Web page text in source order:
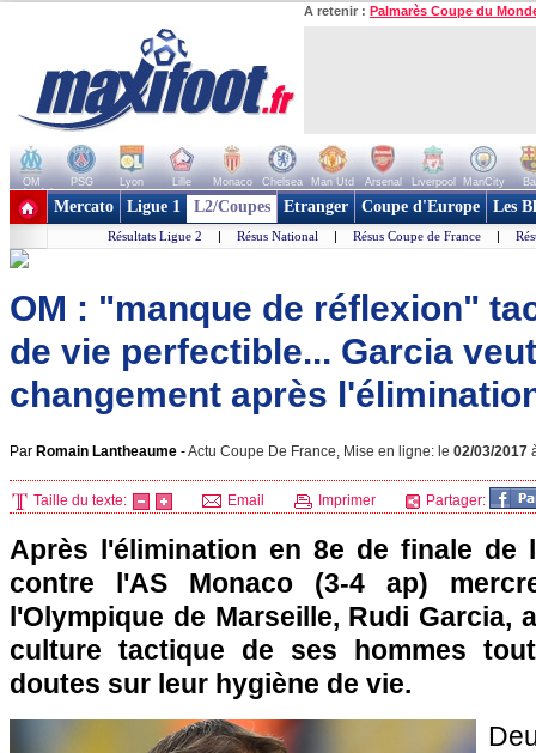
A retenir : Palmarès Coupe du
OM PSG Lyon Lille Monaco Chelsea Man Utd Arsenal Liverpool ManCity
+ de clubs
Mercato Ligue 1 L2/Coupes Etranger Coupe d'Europe Les
Résultats Ligue 2 | Résus National | Résus Coupe de France |
OM : "manque de réflexion"
de vie perfectible... Garcia
changement après
Par Romain Lantheaume -Actu Coupe De France, Mise en ligne: le 02/03/2017
Taille du texte: Email Imprimer Partager:
Après l'élimination en 8e de finale de
contre l'AS Monaco (3-4 ap)
l'Olympique de Marseille, Rudi Garcia,
culture tactique de ses hommes
doutes sur leur hygiène de vie.